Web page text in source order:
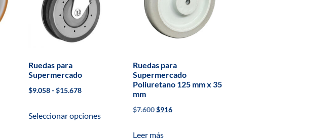
Ruedas para
Supermercado
$9.058-$15.678
Seleccionar opciones
Ruedas para
Supermercado
Poliuretano 125 mm x 35
mm
$7.600$916
Leer más